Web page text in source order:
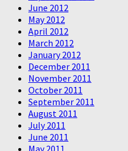
June 2012
May 2012
April 2012
March 2012
January 2012
December 2011
November 2011
October 2011
September 2011
August 2011
July 2011
June 2011
May 2011